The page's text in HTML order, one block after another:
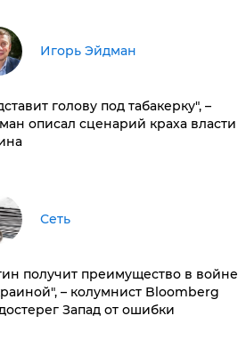
Игорь Эйдман
голову под табакерку", –
описал сценарий краха власти
Сеть
получит преимущество в войне
– колумнист Bloomberg
Запад от ошибки